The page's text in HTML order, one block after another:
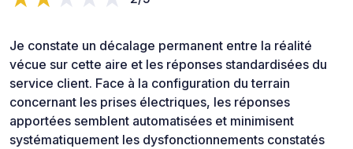
Je constate un décalage permanent entre la réalité
vécue sur cette aire et les réponses standardisées du
service client. Face à la configuration du terrain
concernant les prises électriques, les réponses
apportées semblent automatisées et minimisent
systématiquement les dysfonctionnements constatés